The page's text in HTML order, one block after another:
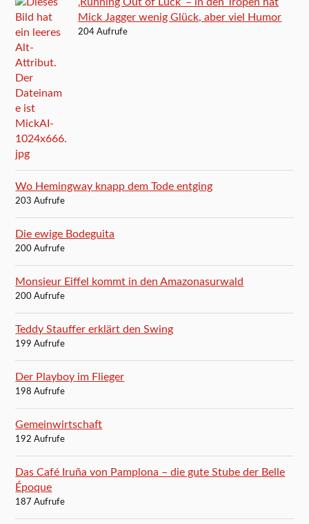
‚Running Out of Luck‘ – in den Tropen hat
Mick Jagger wenig Glück, aber viel Humor
204 Aufrufe
Wo Hemingway knapp dem Tode entging
203 Aufrufe
Die ewige Bodeguita
200 Aufrufe
Monsieur Eiffel kommt in den Amazonasurwald
200 Aufrufe
Teddy Stauffer erklärt den Swing
199 Aufrufe
Der Playboy im Flieger
198 Aufrufe
Gemeinwirtschaft
192 Aufrufe
Das Café Iruña von Pamplona – die gute Stube der Belle
Époque
187 Aufrufe